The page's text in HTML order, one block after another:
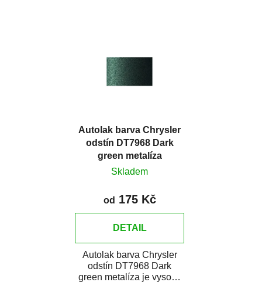
Autolak barva Chrysler
odstín DT7968 Dark
green metalíza
Skladem
od 175 Kč
DETAIL
Autolak barva Chrysler
odstín DT7968 Dark
green metalíza je vysoce